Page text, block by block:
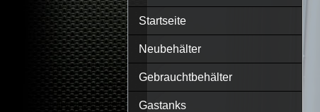
Startseite
Neubehälter
Gebrauchtbehälter
Gastanks